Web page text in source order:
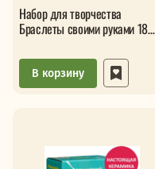
Набор для творчества
Браслеты своими руками 18
В корзину